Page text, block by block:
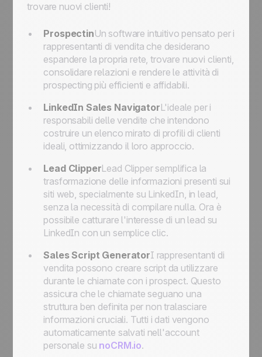
trovare nuovi clienti!
ProspectinUn software intuitivo pensato per i
rappresentanti di vendita che desiderano
espandere la propria rete, trovare nuovi clienti,
consolidare relazioni e rendere le attività di
prospecting più efficienti e affidabili.
LinkedIn Sales NavigatorL'ideale per i
responsabili delle vendite che intendono
costruire un elenco mirato di profili di clienti
ideali, ottimizzando il loro approccio.
Lead ClipperLead Clipper semplifica la
trasformazione delle informazioni presenti sui
siti web, specialmente su LinkedIn, in lead,
senza la necessità di compilare nulla. Ora è
possibile catturare l'interesse di un lead su
LinkedIn con un semplice clic.
Sales Script GeneratorI rappresentanti di
vendita possono creare script da utilizzare
durante le chiamate con i prospect. Questo
assicura che le chiamate seguano una
struttura ben definita per non tralasciare
informazioni cruciali. Tutti i dati vengono
automaticamente salvati nell'account
personale su noCRM.io.